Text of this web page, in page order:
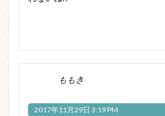
ももき
2017年11月29日 3:19 PM